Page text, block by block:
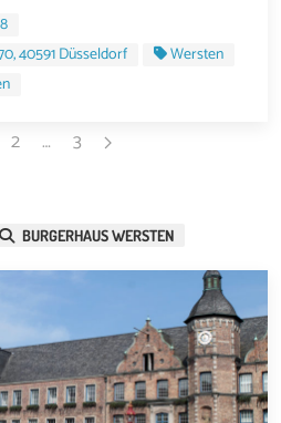
40591 Düsseldorf
Wersten
2 … 3
BURGERHAUS WERSTEN